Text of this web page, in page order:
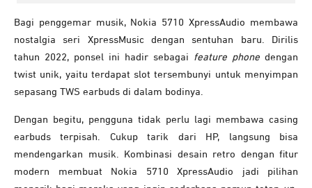
Bagi penggemar musik, Nokia 5710 XpressAudio membawa
nostalgia seri XpressMusic dengan sentuhan baru. Dirilis
tahun 2022, ponsel ini hadir sebagai feature phone dengan
twist unik, yaitu terdapat slot tersembunyi untuk menyimpan
sepasang TWS earbuds di dalam bodinya.
Dengan begitu, pengguna tidak perlu lagi membawa casing
earbuds terpisah. Cukup tarik dari HP, langsung bisa
mendengarkan musik. Kombinasi desain retro dengan fitur
modern membuat Nokia 5710 XpressAudio jadi pilihan